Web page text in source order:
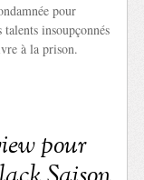
pour
insoupçonnés
à la prison.
pour